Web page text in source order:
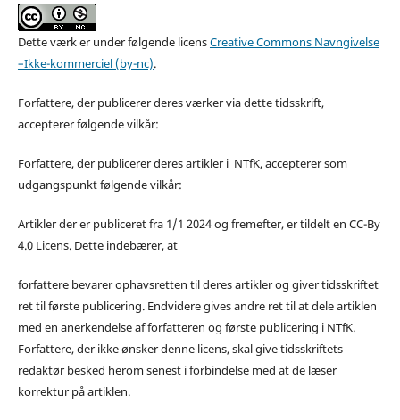
Dette værk er under følgende licensCreative Commons Navngivelse
–Ikke-kommerciel (by-nc).
Forfattere, der publicerer deres værker via dette tidsskrift,
accepterer følgende vilkår:
Forfattere, der publicerer deres artikler i NTfK, accepterer som
udgangspunkt følgende vilkår:
Artikler der er publiceret fra 1/1 2024 og fremefter, er tildelt en CC-By
4.0 Licens. Dette indebærer, at
forfattere bevarer ophavsretten til deres artikler og giver tidsskriftet
ret til første publicering. Endvidere gives andre ret til at dele artiklen
med en anerkendelse af forfatteren og første publicering i NTfK.
Forfattere, der ikke ønsker denne licens, skal give tidsskriftets
redaktør besked herom senest i forbindelse med at de læser
korrektur på artiklen.